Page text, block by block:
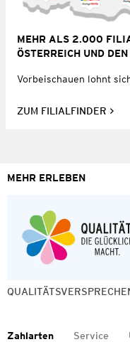
MEHR ALS 2.000
ÖSTERREICH UND
Vorbeischauen lohnt
ZUM FILIALFINDER
MEHR ERLEBEN
Zahlarten Service